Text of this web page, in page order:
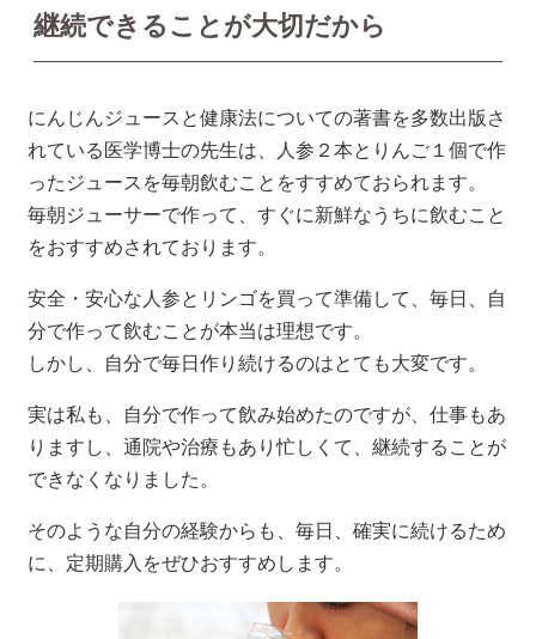
継続できることが大切だから
にんじんジュースと健康法についての著書を多数出版さ
れている医学博士の先生は、人参２本とりんご１個で作
ったジュースを毎朝飲むことをすすめておられます。
毎朝ジューサーで作って、すぐに新鮮なうちに飲むこと
をおすすめされております。
安全・安心な人参とリンゴを買って準備して、毎日、自
分で作って飲むことが本当は理想です。
しかし、自分で毎日作り続けるのはとても大変です。
実は私も、自分で作って飲み始めたのですが、仕事もあ
りますし、通院や治療もあり忙しくて、継続することが
できなくなりました。
そのような自分の経験からも、毎日、確実に続けるため
に、定期購入をぜひおすすめします。